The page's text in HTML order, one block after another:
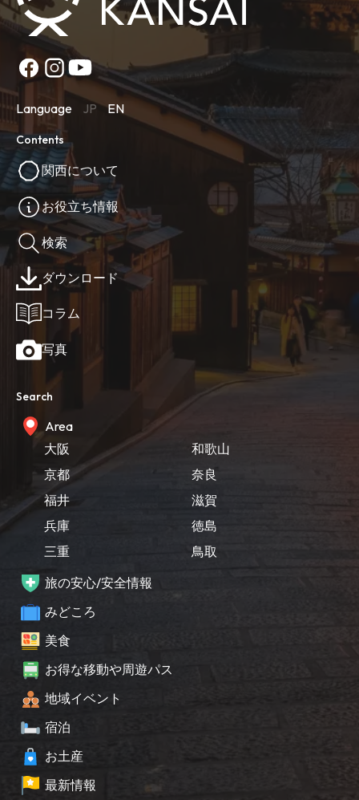
Language JP EN
Contents
関西について
お役立ち情報
検索
ダウンロード
コラム
写真
Search
Area
大阪
京都
福井
兵庫
三重
和歌山
奈良
滋賀
徳島
鳥取
旅の安心/安全情報
みどころ
美食
お得な移動や周遊パス
地域イベント
宿泊
お土産
最新情報